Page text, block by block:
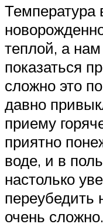
Температура
теплой, а
показаться
сложно это
давно
приему
приятно
воде, и в
настолько
переубедить
очень